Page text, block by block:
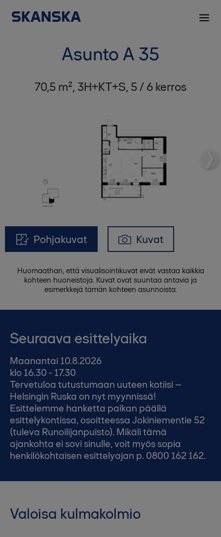
Asunto A 35
70,5 m², 3H+KT+S, 5 / 6 kerros
Pohjakuvat Kuvat
Huomaathan, että visualisointikuvat eivät vastaa kaikkia
kohteen huoneistoja. Kuvat ovat suuntaa antavia ja
esimerkkejä tämän kohteen asunnoista.
Seuraava esittelyaika
Maanantai 10.8.2026
klo 16.30 - 17.30
Tervetuloa tutustumaan uuteen kotiisi –
Helsingin Ruska on nyt myynnissä!
Esittelemme hanketta paikan päällä
esittelykontissa, osoitteessa Jokiniementie 52
(tuleva Runoilijanpuisto). Mikäli tämä
ajankohta ei sovi sinulle, voit myös sopia
henkilökohtaisen esittelyajan p. 0800 162 162.
Valoisa kulmakolmio